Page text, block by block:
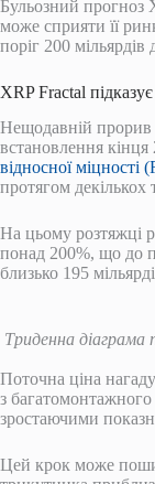
Бульозний прогноз
може сприяти її
поріг 200 мільярдів
XRP Fractal
Нещодавній прорив
встановлення
відносної міцності
протягом декількох
На цьому розтяжці
понад 200%, що до
близько 195
Триденна
Поточна ціна
з
зростаючими
Цей крок може